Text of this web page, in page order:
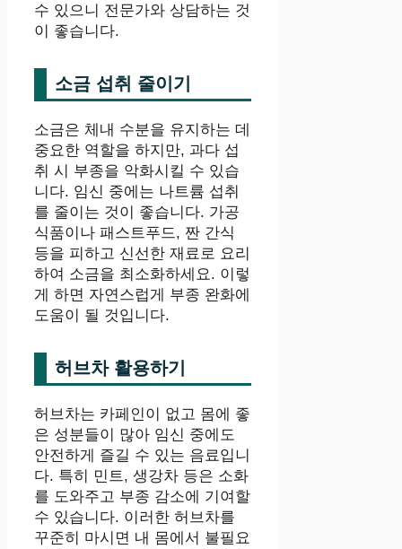
수 있으니 전문가와 상담하는 것
이 좋습니다.
소금 섭취 줄이기
소금은 체내 수분을 유지하는 데
중요한 역할을 하지만, 과다 섭
취 시 부종을 악화시킬 수 있습
니다. 임신 중에는 나트륨 섭취
를 줄이는 것이 좋습니다. 가공
식품이나 패스트푸드, 짠 간식
등을 피하고 신선한 재료로 요리
하여 소금을 최소화하세요. 이렇
게 하면 자연스럽게 부종 완화에
도움이 될 것입니다.
허브차 활용하기
허브차는 카페인이 없고 몸에 좋
은 성분들이 많아 임신 중에도
안전하게 즐길 수 있는 음료입니
다. 특히 민트, 생강차 등은 소화
를 도와주고 부종 감소에 기여할
수 있습니다. 이러한 허브차를
꾸준히 마시면 내 몸에서 불필요